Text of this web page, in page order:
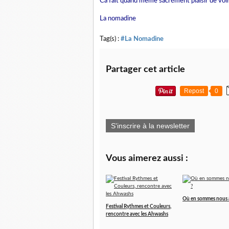
La nomadine
Tag(s) : #La Nomadine
Partager cet article
Repost 0
S'inscrire à la newsletter
Vous aimerez aussi :
Festival Rythmes et Couleurs,
rencontre avec les Ahwashs
Où en sommes nous